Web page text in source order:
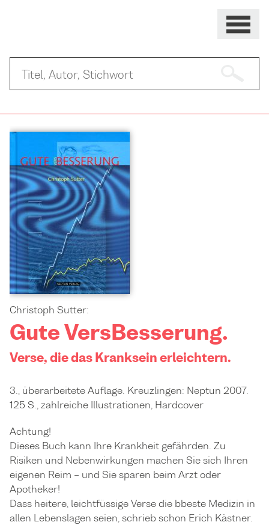
Christoph Sutter:
Gute VersBesserung.
Verse, die das Kranksein erleichtern.
3., überarbeitete Auflage. Kreuzlingen: Neptun 2007.
125 S., zahlreiche Illustrationen, Hardcover
Achtung!
Dieses Buch kann Ihre Krankheit gefährden. Zu
Risiken und Nebenwirkungen machen Sie sich Ihren
eigenen Reim – und Sie sparen beim Arzt oder
Apotheker!
Dass heitere, leichtfüssige Verse die bbeste Medizin in
allen Lebenslagen seien, schrieb schon Erich Kästner.